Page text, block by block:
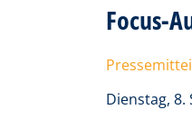
Focus-
Dienstag, 8.